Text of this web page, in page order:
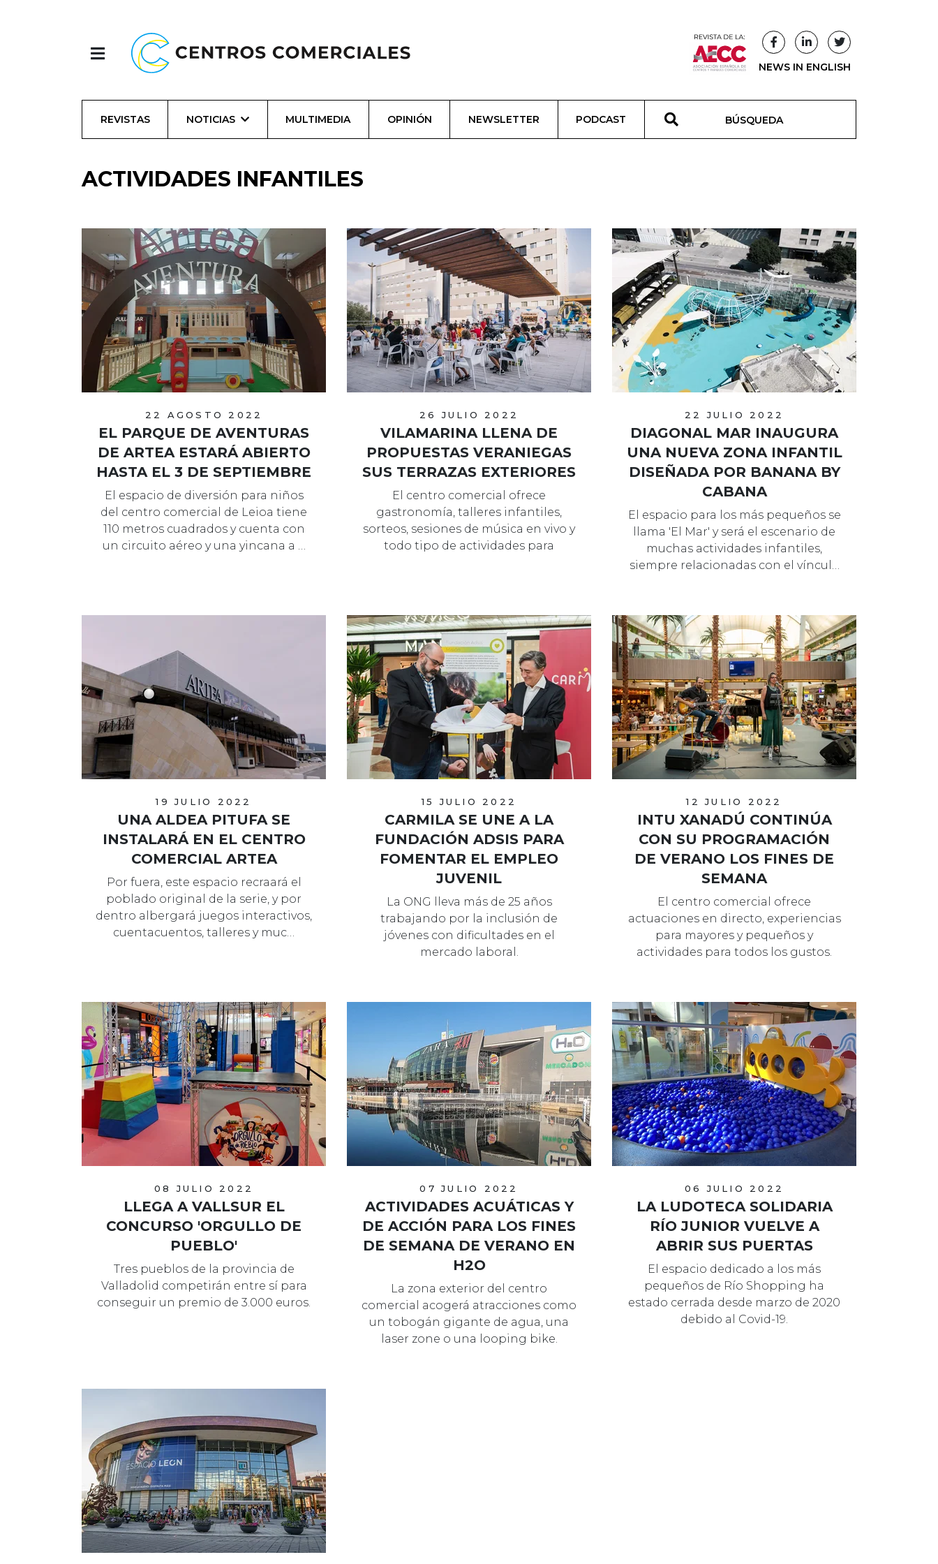
NEWS IN ENGLISH
REVISTAS NOTICIAS MULTIMEDIA OPINIÓN NEWSLETTER PODCAST
ACTIVIDADES INFANTILES
22 AGOSTO 2022
EL PARQUE DE AVENTURAS
DE ARTEA ESTARÁ ABIERTO
HASTA EL 3 DE SEPTIEMBRE
El espacio de diversión para niños
del centro comercial de Leioa tiene
110 metros cuadrados y cuenta con
un circuito aéreo y una yincana a …
26 JULIO 2022
VILAMARINA LLENA DE
PROPUESTAS VERANIEGAS
SUS TERRAZAS EXTERIORES
El centro comercial ofrece
gastronomía, talleres infantiles,
sorteos, sesiones de música en vivo y
todo tipo de actividades para
22 JULIO 2022
DIAGONAL MAR INAUGURA
UNA NUEVA ZONA INFANTIL
DISEÑADA POR BANANA BY
CABANA
El espacio para los más pequeños se
llama 'El Mar' y será el escenario de
muchas actividades infantiles,
siempre relacionadas con el víncul…
19 JULIO 2022
UNA ALDEA PITUFA SE
INSTALARÁ EN EL CENTRO
COMERCIAL ARTEA
Por fuera, este espacio recraará el
poblado original de la serie, y por
dentro albergará juegos interactivos,
cuentacuentos, talleres y muc…
15 JULIO 2022
CARMILA SE UNE A LA
FUNDACIÓN ADSIS PARA
FOMENTAR EL EMPLEO
JUVENIL
La ONG lleva más de 25 años
trabajando por la inclusión de
jóvenes con dificultades en el
mercado laboral.
12 JULIO 2022
INTU XANADÚ CONTINÚA
CON SU PROGRAMACIÓN
DE VERANO LOS FINES DE
SEMANA
El centro comercial ofrece
actuaciones en directo, experiencias
para mayores y pequeños y
actividades para todos los gustos.
08 JULIO 2022
LLEGA A VALLSUR EL
CONCURSO 'ORGULLO DE
PUEBLO'
Tres pueblos de la provincia de
Valladolid competirán entre sí para
conseguir un premio de 3.000 euros.
07 JULIO 2022
ACTIVIDADES ACUÁTICAS Y
DE ACCIÓN PARA LOS FINES
DE SEMANA DE VERANO EN
H2O
La zona exterior del centro
comercial acogerá atracciones como
un tobogán gigante de agua, una
laser zone o una looping bike.
06 JULIO 2022
LA LUDOTECA SOLIDARIA
RÍO JUNIOR VUELVE A
ABRIR SUS PUERTAS
El espacio dedicado a los más
pequeños de Río Shopping ha
estado cerrada desde marzo de 2020
debido al Covid-19.